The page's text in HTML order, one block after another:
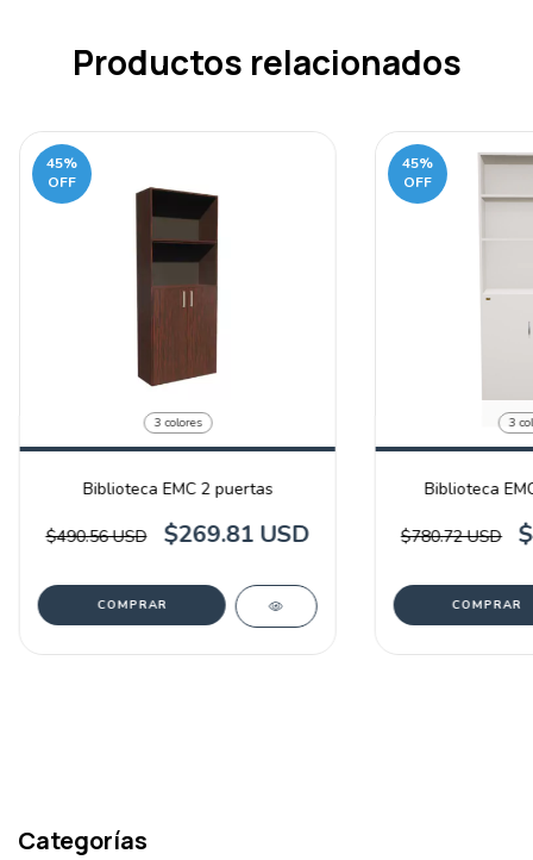
Productos relacionados
45%
OFF
3 colores
Biblioteca EMC 2 puertas
$490.56 USD $269.81 USD
COMPRAR
45%
OFF
3
Biblioteca
$780.72 USD
COMPRAR
Categorías